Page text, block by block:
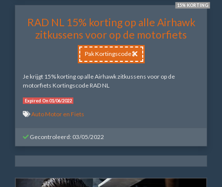
15% KORTING
RAD NL 15% korting op alle Airhawk
zitkussens voor op de motorfiets
Pak Kortingscode
Je krijgt 15% korting op alle Airhawk zitkussens voor op de
motorfiets Kortingscode RAD NL
Expired On 01/06/2022
Auto Motor en Fiets
Gecontroleerd: 03/05/2022